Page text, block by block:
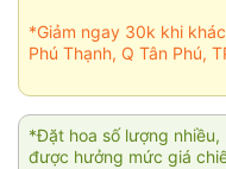
*Giảm ngay 30k khi
Phú Thạnh, Q Tân Phú,
*Đặt hoa số lượng
được hưởng mức giá